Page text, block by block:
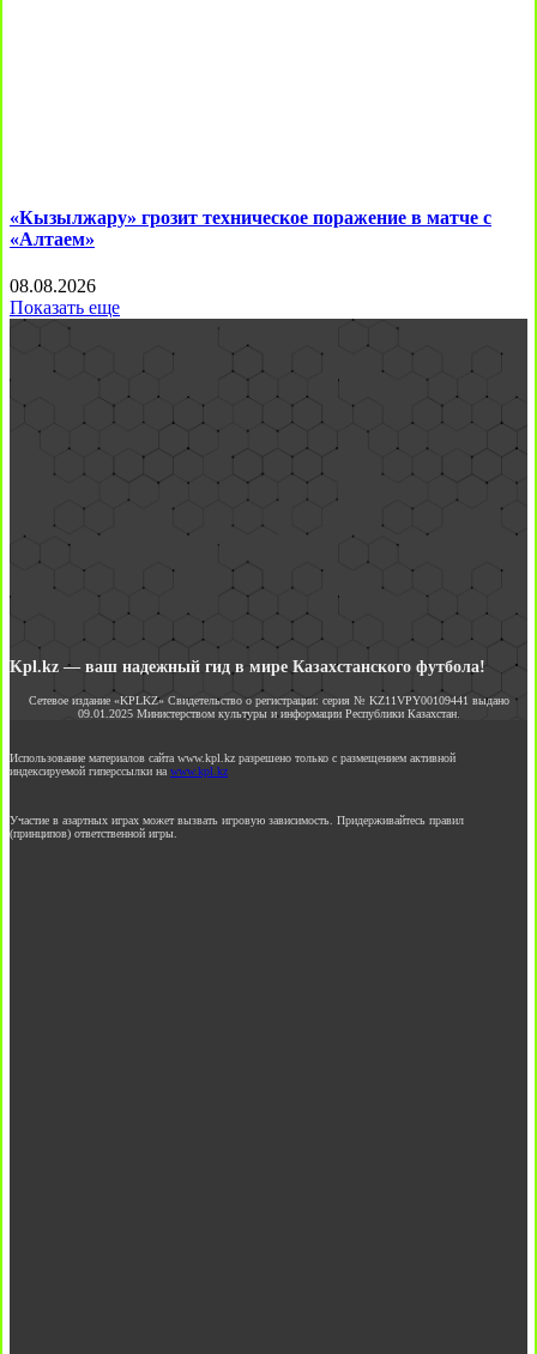
«Кызылжару» грозит техническое поражение в матче с
«Алтаем»
08.08.2026
Показать еще
Kpl.kz — ваш надежный гид в мире Казахстанского футбола!
Сетевое издание «KPLKZ» Свидетельство о регистрации: серия № KZ11VPY00109441 выдано
09.01.2025 Министерством культуры и информации Республики Казахстан.
Использование материалов сайта www.kpl.kz разрешено только с размещением активной
индексируемой гиперссылки на www.kpl.kz
Участие в азартных играх может вызвать игровую зависимость. Придерживайтесь правил
(принципов) ответственной игры.